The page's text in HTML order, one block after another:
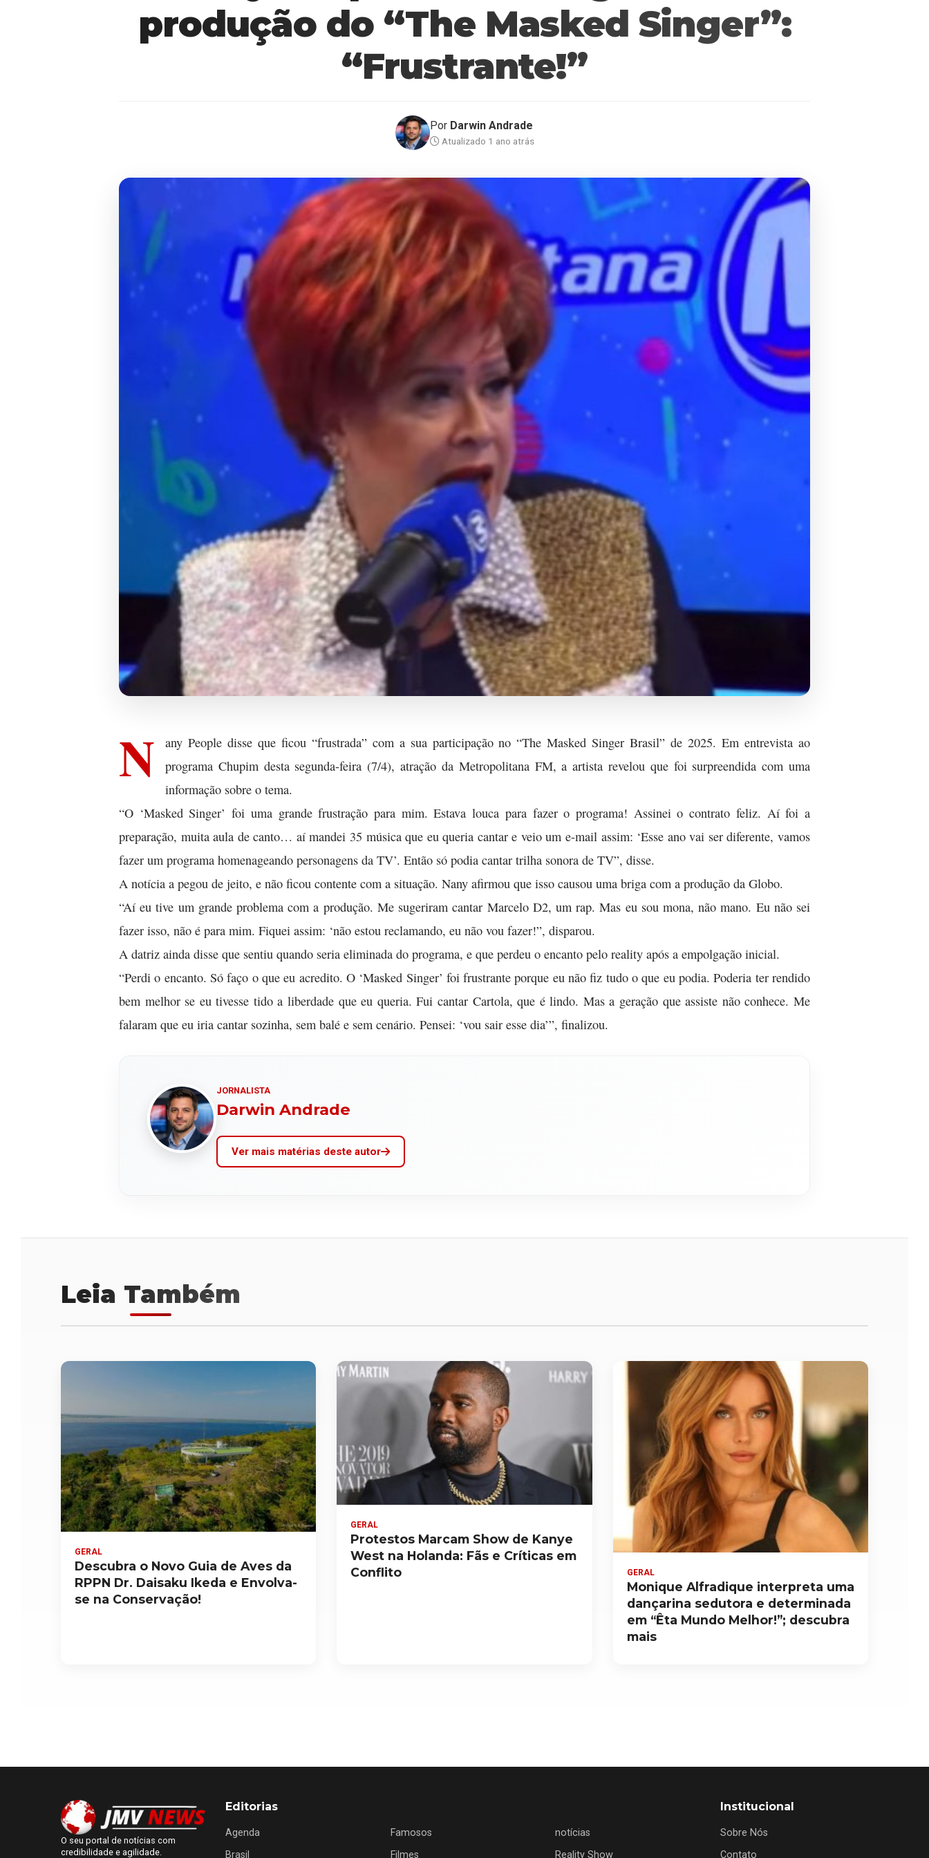
produção do “The Masked Singer”:
“Frustrante!”
Por Darwin Andrade
Atualizado 1 ano atrás
N
any People disse que ficou “frustrada” com a sua participação no “The Masked Singer Brasil” de 2025. Em entrevista ao
programa Chupim desta segunda-feira (7/4), atração da Metropolitana FM, a artista revelou que foi surpreendida com uma
informação sobre o tema.
“O ‘Masked Singer’ foi uma grande frustração para mim. Estava louca para fazer o programa! Assinei o contrato feliz. Aí foi a
preparação, muita aula de canto… aí mandei 35 música que eu queria cantar e veio um e-mail assim: ‘Esse ano vai ser diferente, vamos
fazer um programa homenageando personagens da TV’. Então só podia cantar trilha sonora de TV”, disse.
A notícia a pegou de jeito, e não ficou contente com a situação. Nany afirmou que isso causou uma briga com a produção da Globo.
“Aí eu tive um grande problema com a produção. Me sugeriram cantar Marcelo D2, um rap. Mas eu sou mona, não mano. Eu não sei
fazer isso, não é para mim. Fiquei assim: ‘não estou reclamando, eu não vou fazer!”, disparou.
A datriz ainda disse que sentiu quando seria eliminada do programa, e que perdeu o encanto pelo reality após a empolgação inicial.
“Perdi o encanto. Só faço o que eu acredito. O ‘Masked Singer’ foi frustrante porque eu não fiz tudo o que eu podia. Poderia ter rendido
bem melhor se eu tivesse tido a liberdade que eu queria. Fui cantar Cartola, que é lindo. Mas a geração que assiste não conhece. Me
falaram que eu iria cantar sozinha, sem balé e sem cenário. Pensei: ‘vou sair esse dia’”, finalizou.
JORNALISTA
Darwin Andrade
Ver mais matérias deste autor
Leia Também
GERAL
Descubra o Novo Guia de Aves da
RPPN Dr. Daisaku Ikeda e Envolva-
se na Conservação!
GERAL
Protestos Marcam Show de Kanye
West na Holanda: Fãs e Críticas em
Conflito
GERAL
Monique Alfradique interpreta uma
dançarina sedutora e determinada
em “Êta Mundo Melhor!”; descubra
mais
O seu portal de notícias com
credibilidade e agilidade.
Editorias
Agenda
Brasil
Famosos
Filmes
notícias
Reality Show
Institucional
Sobre Nós
Contato